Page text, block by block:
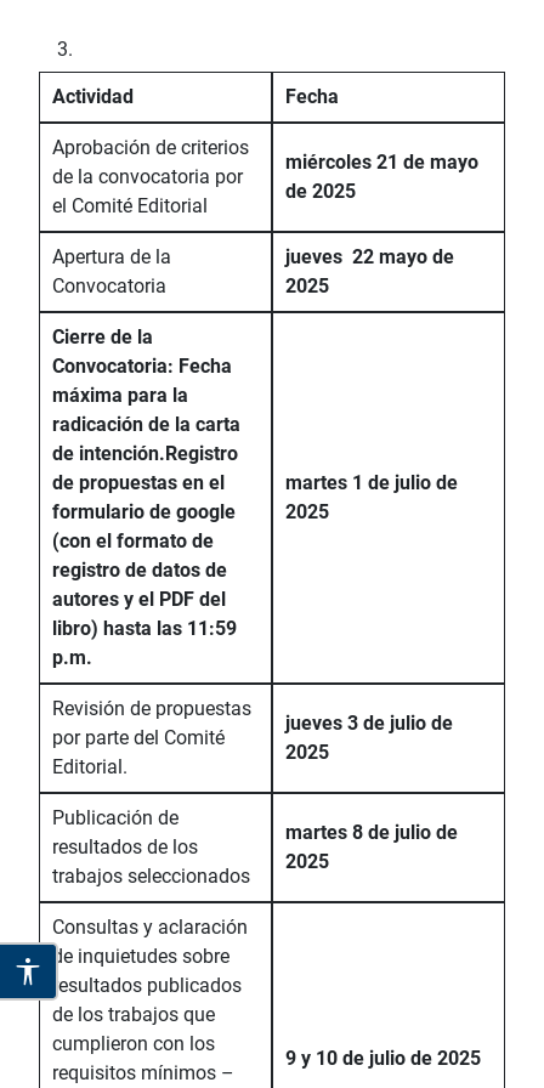
Actividad Fecha
Aprobación de criterios
de la convocatoria por
el Comité Editorial
miércoles 21 de mayo
de 2025
Apertura de la
Convocatoria
jueves 22 mayo de
2025
Cierre de la
Convocatoria: Fecha
máxima para la
radicación de la carta
de intención.Registro
de propuestas en el
formulario de google
(con el formato de
registro de datos de
autores y el PDF del
libro) hasta las 11:59
p.m.
martes 1 de julio de
2025
Revisión de propuestas
por parte del Comité
Editorial.
jueves 3 de julio de
2025
Publicación de
resultados de los
trabajos seleccionados
martes 8 de julio de
2025
Consultas y aclaración
de inquietudes sobre
resultados publicados
de los trabajos que
cumplieron con los
requisitos mínimos –
9 y 10 de julio de 2025